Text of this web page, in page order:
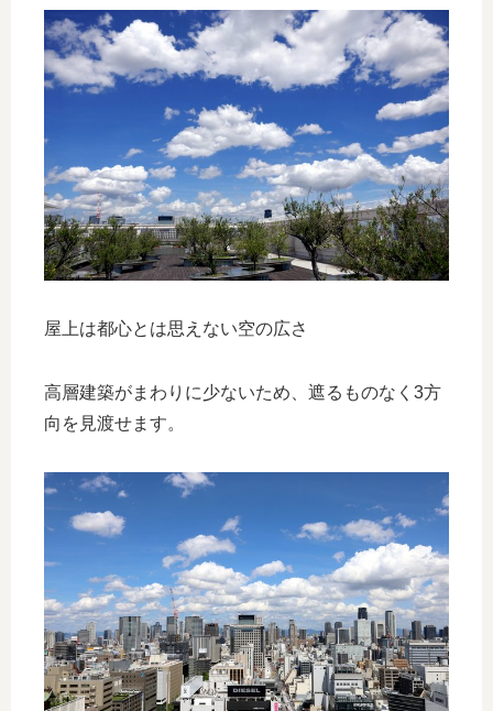
屋上は都心とは思えない空の広さ
高層建築がまわりに少ないため、遮るものなく3方
向を見渡せます。